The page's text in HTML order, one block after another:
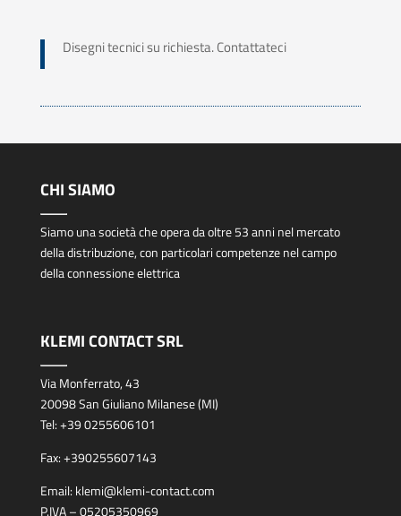
Disegni tecnici su richiesta. Contattateci
CHI SIAMO
Siamo una società che opera da oltre 53 anni nel mercato
della distribuzione, con particolari competenze nel campo
della connessione elettrica
KLEMI CONTACT SRL
Via Monferrato, 43
20098 San Giuliano Milanese (MI)
Tel:+39 0255606101
Fax:+390255607143
Email: klemi@klemi-contact.com
P.IVA – 05205350969